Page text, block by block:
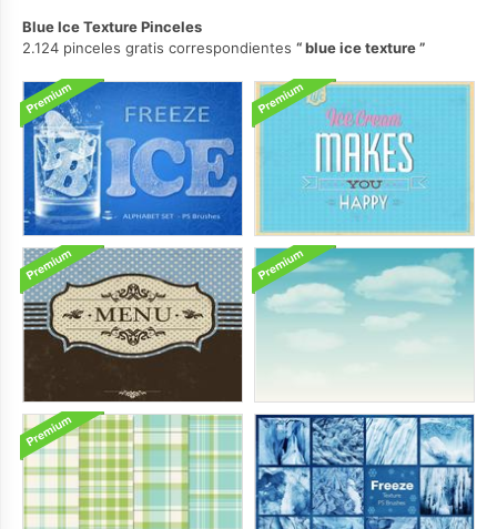
Blue Ice Texture Pinceles
2.124 pinceles gratis correspondientes
blue ice texture